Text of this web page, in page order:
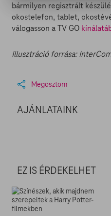
bármilyen regisztrált
okostelefon, tablet,
válogasson a TV GO
Illusztráció forrása:
Megosztom
AJÁNLATAINK
EZ IS ÉRDEKELHET